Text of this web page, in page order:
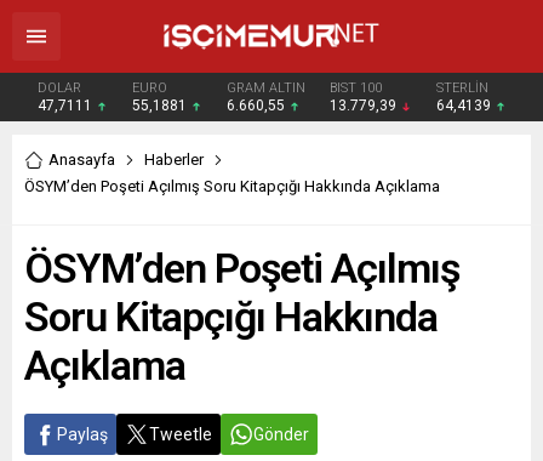
DOLAR
47,7111
EURO
55,1881
GRAM ALTIN
6.660,55
BIST 100
13.779,39
STERLİN
64,4139
Anasayfa
Haberler
ÖSYM’den Poşeti Açılmış Soru Kitapçığı Hakkında Açıklama
ÖSYM’den Poşeti Açılmış
Soru Kitapçığı Hakkında
Açıklama
Paylaş Tweetle Gönder